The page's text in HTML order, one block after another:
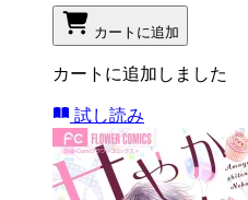
カートに追加
カートに追加しました
試し読み